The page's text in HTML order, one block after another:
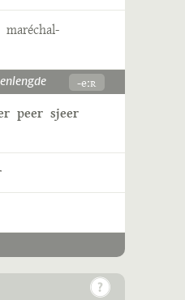
maréchal-
-eːʀ
peer sjeer